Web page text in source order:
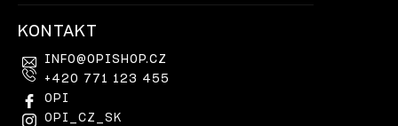
KONTAKT
INFO@OPISHOP.CZ
+420 771 123 455
OPI
OPI_CZ_SK